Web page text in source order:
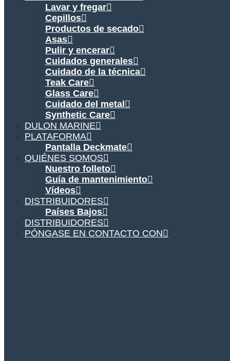
Lavar y fregar
Cepillos
Productos de secado
Asas
Pulir y encerar
Cuidados generales
Cuidado de la técnica
Teak Care
Glass Care
Cuidado del metal
Synthetic Care
DULON MARINE
PLATAFORMA
Pantalla Deckmate
QUIÉNES SOMOS
Nuestro folleto
Guía de mantenimiento
Vídeos
DISTRIBUIDORES
Países Bajos
DISTRIBUIDORES
PÓNGASE EN CONTACTO CON